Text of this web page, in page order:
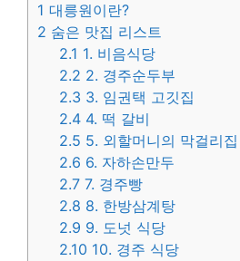
1 대릉원이란?
2 숨은 맛집 리스트
2.1 1. 비음식당
2.2 2. 경주순두부
2.3 3. 임권택 고깃집
2.4 4. 떡 갈비
2.5 5. 외할머니의 막걸리집
2.6 6. 자하손만두
2.7 7. 경주빵
2.8 8. 한방삼계탕
2.9 9. 도넛 식당
2.10 10. 경주 식당